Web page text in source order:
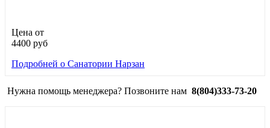
Цена от
4400 руб
Подробней о Санатории Нарзан
Нужна помощь менеджера? Позвоните нам 8(804)333-73-20